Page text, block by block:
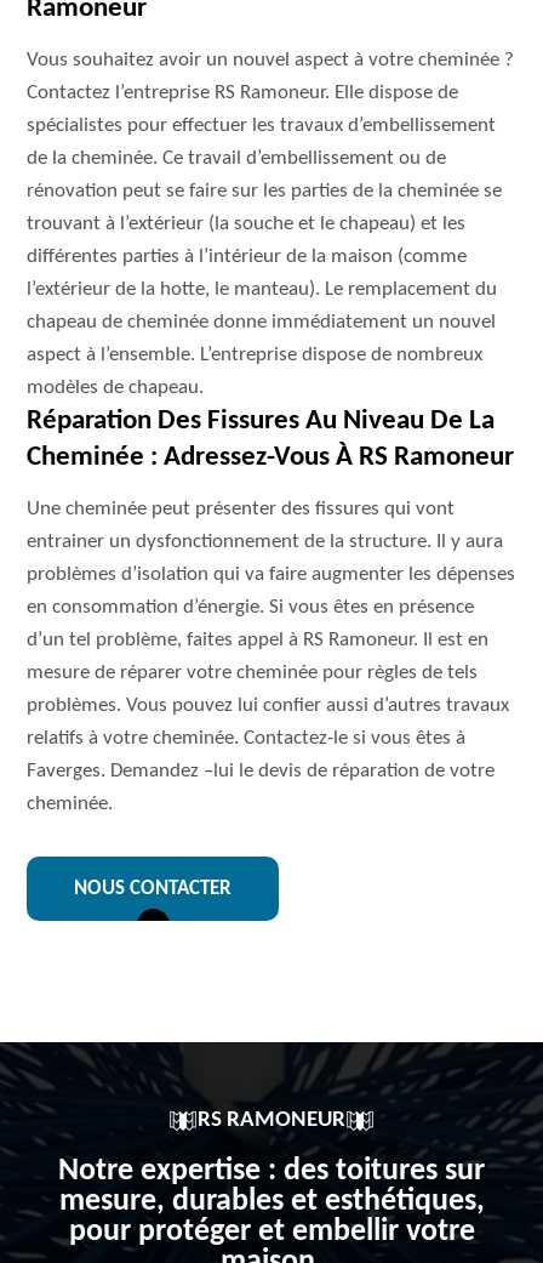
Ramoneur
Vous souhaitez avoir un nouvel aspect à votre cheminée ?
Contactez l’entreprise RS Ramoneur. Elle dispose de
spécialistes pour effectuer les travaux d’embellissement
de la cheminée. Ce travail d’embellissement ou de
rénovation peut se faire sur les parties de la cheminée se
trouvant à l’extérieur (la souche et le chapeau) et les
différentes parties à l’intérieur de la maison (comme
l’extérieur de la hotte, le manteau). Le remplacement du
chapeau de cheminée donne immédiatement un nouvel
aspect à l’ensemble. L’entreprise dispose de nombreux
modèles de chapeau.
Réparation Des Fissures Au Niveau De La
Cheminée : Adressez-Vous À RS Ramoneur
Une cheminée peut présenter des fissures qui vont
entrainer un dysfonctionnement de la structure. Il y aura
problèmes d’isolation qui va faire augmenter les dépenses
en consommation d’énergie. Si vous êtes en présence
d’un tel problème, faites appel à RS Ramoneur. Il est en
mesure de réparer votre cheminée pour règles de tels
problèmes. Vous pouvez lui confier aussi d’autres travaux
relatifs à votre cheminée. Contactez-le si vous êtes à
Faverges. Demandez –lui le devis de réparation de votre
cheminée.
NOUS CONTACTER
RS RAMONEUR
Notre expertise : des toitures sur
mesure, durables et esthétiques,
pour protéger et embellir votre